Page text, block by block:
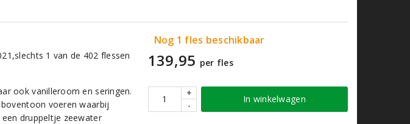
1 van de 402 flessen
ook vanilleroom en seringen.
voeren waarbij
druppeltje zeewater
Nog 1 fles beschikbaar
139,95 per fles
+
-
In winkelwagen